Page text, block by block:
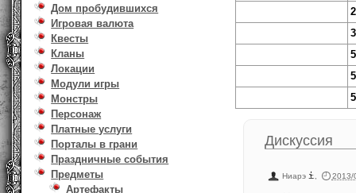
Дом пробудившихся
Игровая валюта
Квесты
Кланы
Локации
Модули игры
Монстры
Персонаж
Платные услуги
Порталы в грани
Праздничные события
Предметы
Артефакты
Дискуссия
Ниарэ , 2013/